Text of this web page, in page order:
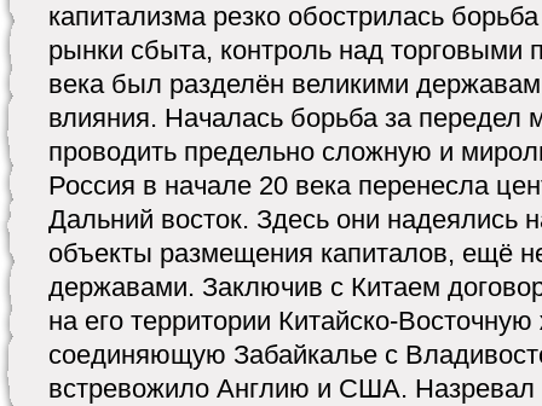
капитализма резко обострилась
рынки сбыта, контроль над торговыми
века был разделён великими
влияния. Началась борьба за передел
проводить предельно сложную и
Россия в начале 20 века перенесла
Дальний восток. Здесь они надеялись
объекты размещения капиталов, ещё
державами. Заключив с Китаем
на его территории Китайско-
соединяющую Забайкалье с
встревожило Англию и США. Назревал